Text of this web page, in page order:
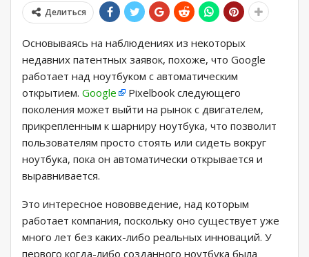
Делиться
Основываясь на наблюдениях из некоторых
недавних патентных заявок, похоже, что Google
работает над ноутбуком с автоматическим
открытием. Google
Pixelbook следующего
поколения может выйти на рынок с двигателем,
прикрепленным к шарниру ноутбука, что позволит
пользователям просто стоять или сидеть вокруг
ноутбука, пока он автоматически открывается и
выравнивается.
Это интересное нововведение, над которым
работает компания, поскольку оно существует уже
много лет без каких-либо реальных инноваций. У
первого когда-либо созданного ноутбука была